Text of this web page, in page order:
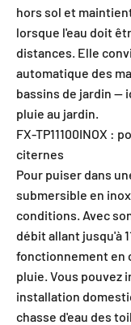
hors sol et
lorsque l'eau doit
distances. Elle
automatique des
bassins de jardin —
pluie au jardin.
FX-TP11100INOX :
citernes
Pour puiser dans
submersible en
conditions. Avec
débit allant jusqu'à
fonctionnement en
pluie. Vous pouvez
installation
chasse d'eau des